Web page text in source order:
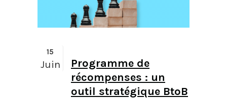
15
Juin
Programme de
récompenses : un
outil stratégique BtoB